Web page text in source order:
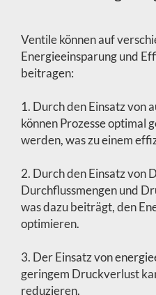
Ventile können auf
Energieeinsparung und
beitragen:
1. Durch den Einsatz von
können Prozesse optimal
werden, was zu einem
2. Durch den Einsatz von
Durchflussmengen und
was dazu beiträgt, den
optimieren.
3. Der Einsatz von
geringem Druckverlust
reduzieren.